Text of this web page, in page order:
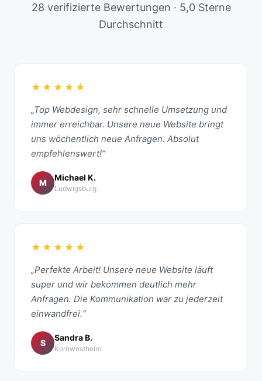
28 verifizierte Bewertungen · 5,0 Sterne
Durchschnitt
★★★★★
„Top Webdesign, sehr schnelle Umsetzung und
immer erreichbar. Unsere neue Website bringt
uns wöchentlich neue Anfragen. Absolut
empfehlenswert!“
M
Michael K.
Ludwigsburg
★★★★★
„Perfekte Arbeit! Unsere neue Website läuft
super und wir bekommen deutlich mehr
Anfragen. Die Kommunikation war zu jederzeit
einwandfrei.“
S
Sandra B.
Kornwestheim